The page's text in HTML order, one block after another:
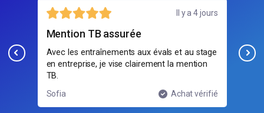
Il y a 4 jours
TB assurée
entraînements aux évals et au stage
je vise clairement la mention
Ambiance cool mais
la sécurité, la
Lucas